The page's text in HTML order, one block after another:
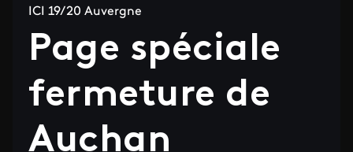
ICI 19/20 Auvergne
Page spéciale
fermeture de
Auchan